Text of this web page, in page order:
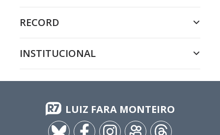
RECORD
INSTITUCIONAL
LUIZ FARA MONTEIRO